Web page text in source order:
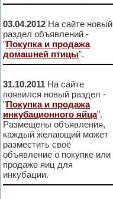
03.04.2012 На сайте новый
раздел объявлений -
"Покупка и продажа
домашней птицы".
31.10.2011 На сайте
появился новый раздел -
"Покупка и продажа
инкубационного яйца".
Размещены объявления,
каждый желающий может
разместить своё
объявление о покупке или
продаже яиц для
инкубации.